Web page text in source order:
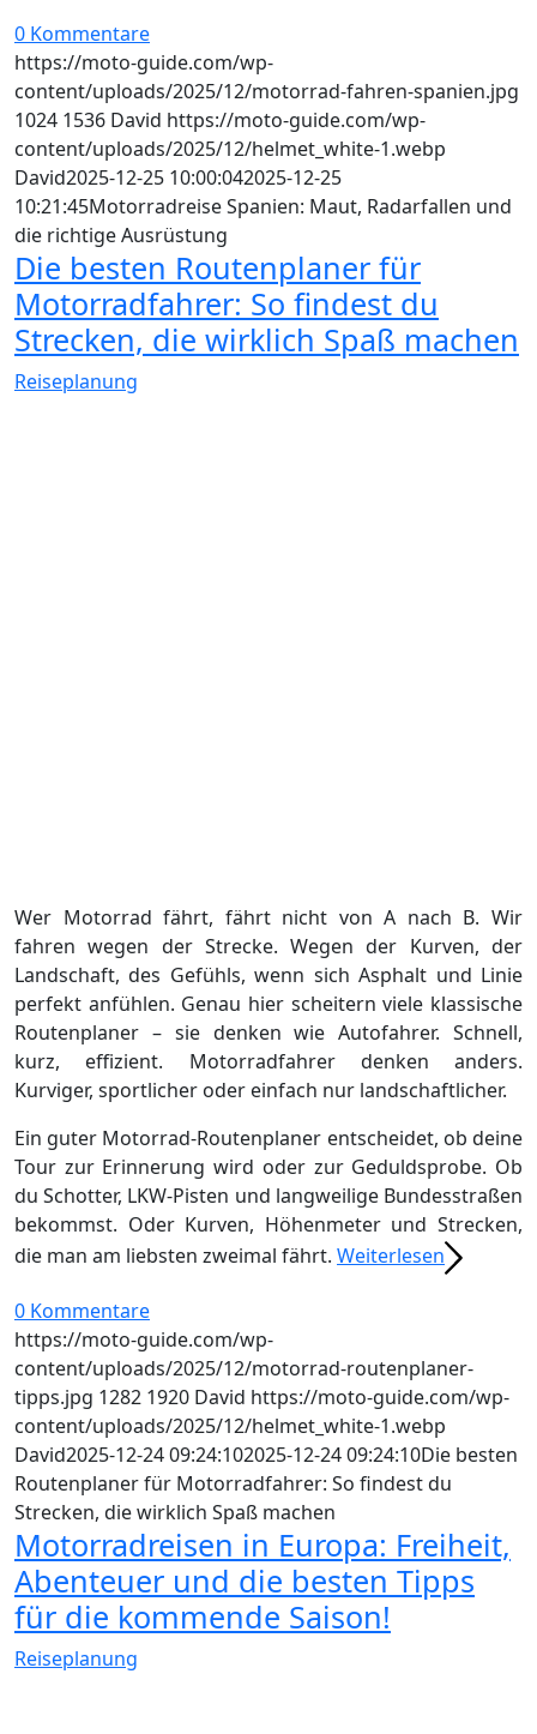
0 Kommentare
https://moto-guide.com/wp-
content/uploads/2025/12/motorrad-fahren-spanien.jpg
1024 1536 David https://moto-guide.com/wp-
content/uploads/2025/12/helmet_white-1.webp
David2025-12-25 10:00:042025-12-25
10:21:45Motorradreise Spanien: Maut, Radarfallen und
die richtige Ausrüstung
Die besten Routenplaner für
Motorradfahrer: So findest du
Strecken, die wirklich Spaß machen
Reiseplanung
Wer Motorrad fährt, fährt nicht von A nach B. Wir
fahren wegen der Strecke. Wegen der Kurven, der
Landschaft, des Gefühls, wenn sich Asphalt und Linie
perfekt anfühlen. Genau hier scheitern viele klassische
Routenplaner – sie denken wie Autofahrer. Schnell,
kurz, effizient. Motorradfahrer denken anders.
Kurviger, sportlicher oder einfach nur landschaftlicher.
Ein guter Motorrad-Routenplaner entscheidet, ob deine
Tour zur Erinnerung wird oder zur Geduldsprobe. Ob
du Schotter, LKW-Pisten und langweilige Bundesstraßen
bekommst. Oder Kurven, Höhenmeter und Strecken,
die man am liebsten zweimal fährt. Weiterlesen
0 Kommentare
https://moto-guide.com/wp-
content/uploads/2025/12/motorrad-routenplaner-
tipps.jpg 1282 1920 David https://moto-guide.com/wp-
content/uploads/2025/12/helmet_white-1.webp
David2025-12-24 09:24:102025-12-24 09:24:10Die besten
Routenplaner für Motorradfahrer: So findest du
Strecken, die wirklich Spaß machen
Motorradreisen in Europa: Freiheit,
Abenteuer und die besten Tipps
für die kommende Saison!
Reiseplanung